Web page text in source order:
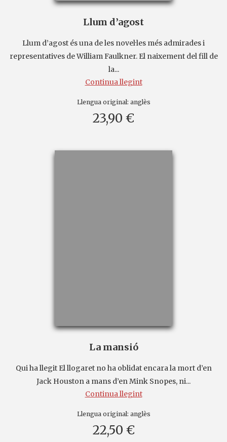
Llum d’agost
Llum d’agost és una de les novel·les més admirades i
representatives de William Faulkner. El naixement del fill de
la...
Continua llegint
Llengua original: anglès
23,90 €
La mansió
Qui ha llegit El llogaret no ha oblidat encara la mort d’en
Jack Houston a mans d’en Mink Snopes, ni...
Continua llegint
Llengua original: anglès
22,50 €